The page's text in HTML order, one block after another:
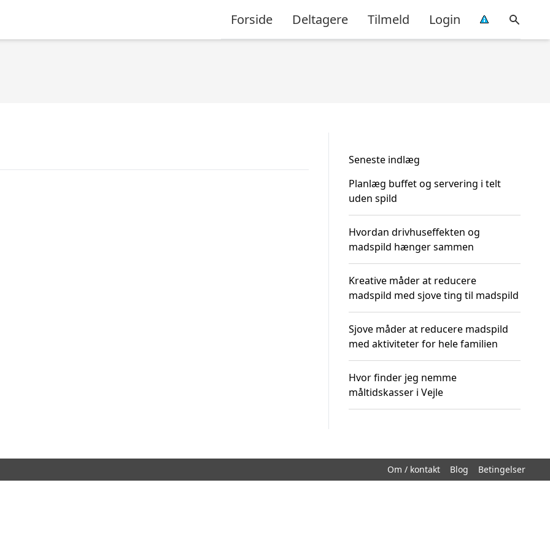
Forside Deltagere Tilmeld Login
Seneste indlæg
Planlæg buffet og servering i telt
uden spild
Hvordan drivhuseffekten og
madspild hænger sammen
Kreative måder at reducere
madspild med sjove ting til madspild
Sjove måder at reducere madspild
med aktiviteter for hele familien
Hvor finder jeg nemme
måltidskasser i Vejle
Om / kontakt Blog Betingelser